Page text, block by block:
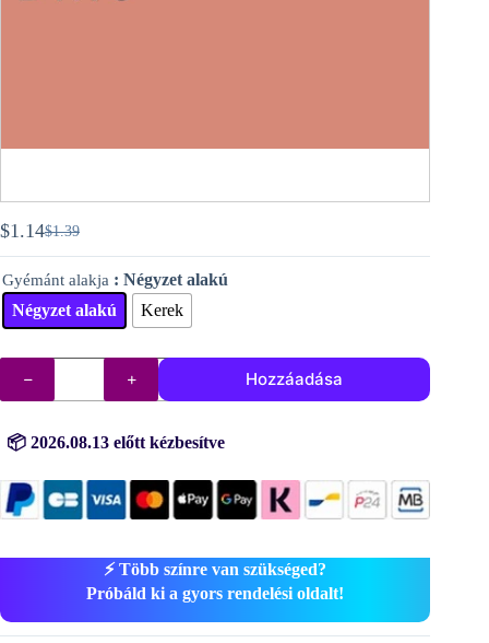
$1.39
Original
price
was:
$1.39.
$1.14Current
price
is:
$1.14.
Gyémánt alakja : Négyzet alakú
Négyzet alakú
Kerek
DMC
gyémántok
(kövek)
3778
Hozzáadása
📦 2026.08.13 előtt kézbesítve
⚡ Több színre van szükséged?
Próbáld ki a gyors rendelési oldalt!